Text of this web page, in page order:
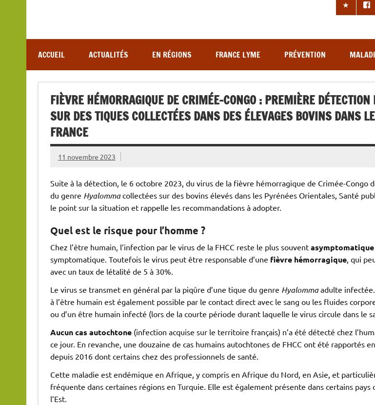
ACCUEIL ACTUALITÉS EN RÉGIONS FRANCE LYME PRÉVENTION
FIÈVRE HÉMORRAGIQUE DE CRIMÉE-CONGO : PREMIÈRE
SUR DES TIQUES COLLECTÉES DANS DES ÉLEVAGES BOVINS DANS
FRANCE
11 novembre 2023
Suite à la détection, le 6 octobre 2023, du virus de la fièvre hémorragique de Crimée-Congo
du genre Hyalommacollectées sur des bovins élevés dans les Pyrénées Orientales, Santé
le point sur la situation et rappelle les recommandations à adopter.
Quel est le risque pour l’homme ?
Chez l’être humain, l’infection par le virus de la FHCC reste le plus souvent asymptomatique
symptomatique. Toutefois le virus peut être responsable d’une fièvre hémorragique, qui
avec un taux de létalité de 5 à 30%.
Le virus se transmet en général par la piqûre d’une tique du genre Hyalommaadulte
à l’être humain est également possible par le contact direct avec le sang ou les fluides
ou d’un être humain infecté (lors de la courte période durant laquelle le virus circule dans le
Aucun cas autochtone(infection acquise sur le territoire français) n’a été détecté chez
ce jour. En revanche, une douzaine de cas humains autochtones de FHCC ont été rapportés
depuis 2016 dont certains chez des professionnels de santé.
Cette maladie est endémique en Afrique, y compris en Afrique du Nord, en Asie, et
fréquente dans certaines régions en Turquie. Elle est également présente dans certains pays
l’Est.